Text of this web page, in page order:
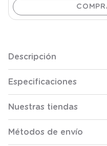
Descripción
Especificaciones
Nuestras tiendas
Métodos de envío